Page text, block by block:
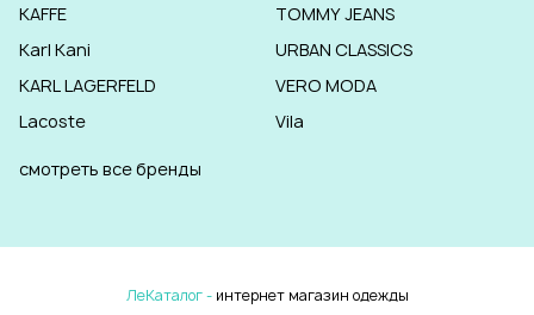
KAFFE
Karl Kani
KARL LAGERFELD
Lacoste
TOMMY JEANS
URBAN CLASSICS
VERO MODA
Vila
смотреть все бренды
ЛеКаталог - интернет магазин одежды